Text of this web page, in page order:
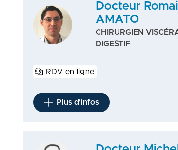
Docteur
AMATO
CHIRURGIEN
DIGESTIF
RDV en ligne
Plus d'infos